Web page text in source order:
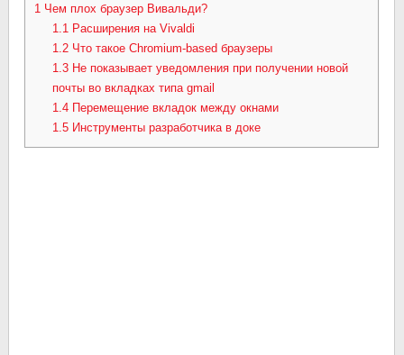
1 Чем плох браузер Вивальди?
1.1Расширения на Vivaldi
1.2Что такое Chromium-based браузеры
1.3Не показывает уведомления при получении новой
почты во вкладках типа gmail
1.4Перемещение вкладок между окнами
1.5Инструменты разработчика в доке